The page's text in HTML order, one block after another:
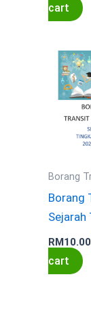
cart
Borang
Borang
Sejarah
RM 10.00
cart